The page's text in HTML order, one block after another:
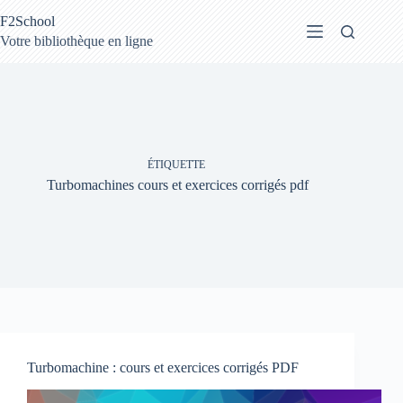
au
contenu
F2School
Votre bibliothèque en ligne
ÉTIQUETTE
Turbomachines cours et exercices corrigés pdf
Turbomachine : cours et exercices corrigés PDF